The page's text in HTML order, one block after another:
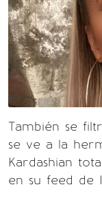
También se
se ve a la
Kardashian
en su feed de